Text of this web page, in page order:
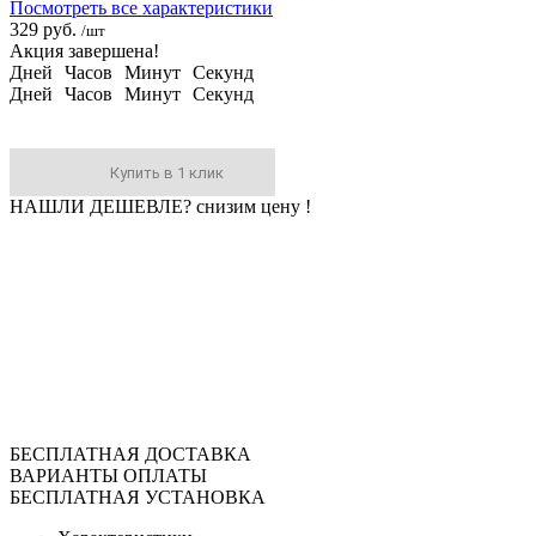
Посмотреть все характеристики
329 руб. /шт
Акция завершена!
Дней
Часов Минут Секунд
Дней
Часов Минут Секунд
Купить в 1 клик
НАШЛИ ДЕШЕВЛЕ? снизим цену !
БЕСПЛАТНАЯ ДОСТАВКА
ВАРИАНТЫ ОПЛАТЫ
БЕСПЛАТНАЯ УСТАНОВКА